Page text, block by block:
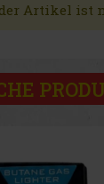
der Artikel ist